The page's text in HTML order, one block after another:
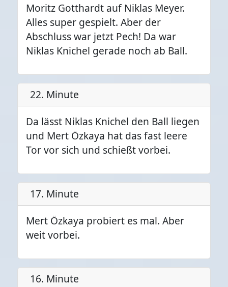
Moritz Gotthardt auf Niklas Meyer.
Alles super gespielt. Aber der
Abschluss war jetzt Pech! Da war
Niklas Knichel gerade noch ab Ball.
22. Minute
Da lässt Niklas Knichel den Ball liegen
und Mert Özkaya hat das fast leere
Tor vor sich und schießt vorbei.
17. Minute
Mert Özkaya probiert es mal. Aber
weit vorbei.
16. Minute